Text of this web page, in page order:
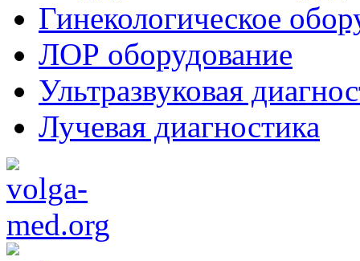
Гинекологическое
ЛОР оборудование
Ультразвуковая
Лучевая диагностика